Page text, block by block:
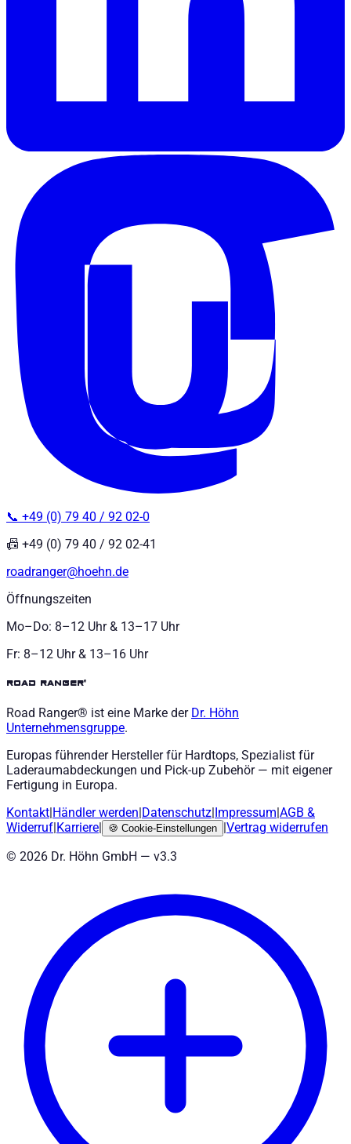
📞 +49 (0) 79 40 / 92 02-0
📠 +49 (0) 79 40 / 92 02-41
roadranger@hoehn.de
Öffnungszeiten
Mo–Do: 8–12 Uhr & 13–17 Uhr
Fr: 8–12 Uhr & 13–16 Uhr
road ranger®
Road Ranger® ist eine Marke der Dr. Höhn
Unternehmensgruppe.
Europas führender Hersteller für Hardtops, Spezialist für
Laderaumabdeckungen und Pick-up Zubehör — mit eigener
Fertigung in Europa.
Kontakt Händler werden Datenschutz Impressum AGB &
Widerruf Karriere 🍪 Cookie-Einstellungen
Vertrag widerrufen
© 2026 Dr. Höhn GmbH — v3.3